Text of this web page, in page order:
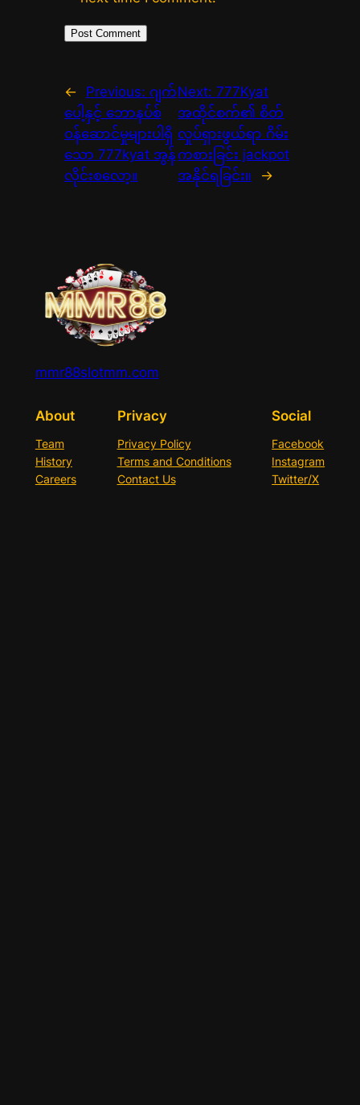
← Previous: ဂျက်
ပေါ့နှင့် ဘောနပ်စ်
ဝန်ဆောင်မှုများပါရှိ
သော 777kyat အွန်
လိုင်းစလော့။
Next:777Kyat
အထိုင်စက်၏ စိတ်
လှုပ်ရှားဖွယ်ရာ ဂိမ်း
ကစားခြင်း jackpot
အနိုင်ရခြင်း။
→
mmr88slotmm.com
About
Team
History
Careers
Privacy
Privacy Policy
Terms and Conditions
Contact Us
Social
Facebook
Instagram
Twitter/X